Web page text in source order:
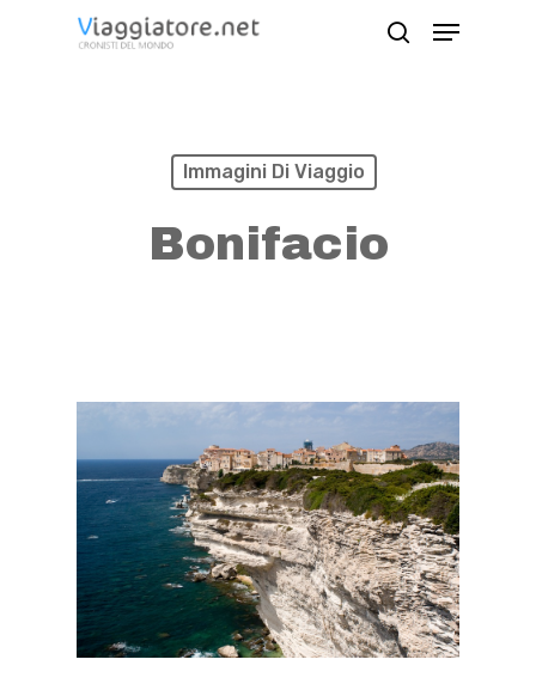
Menu
Immagini Di Viaggio
Bonifacio